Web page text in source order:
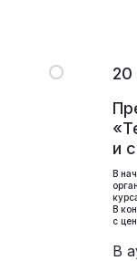
20
и
В
В
с
В